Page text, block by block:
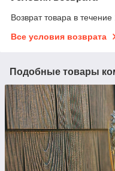
Возврат товара в
Все условия возврата
Подобные товары